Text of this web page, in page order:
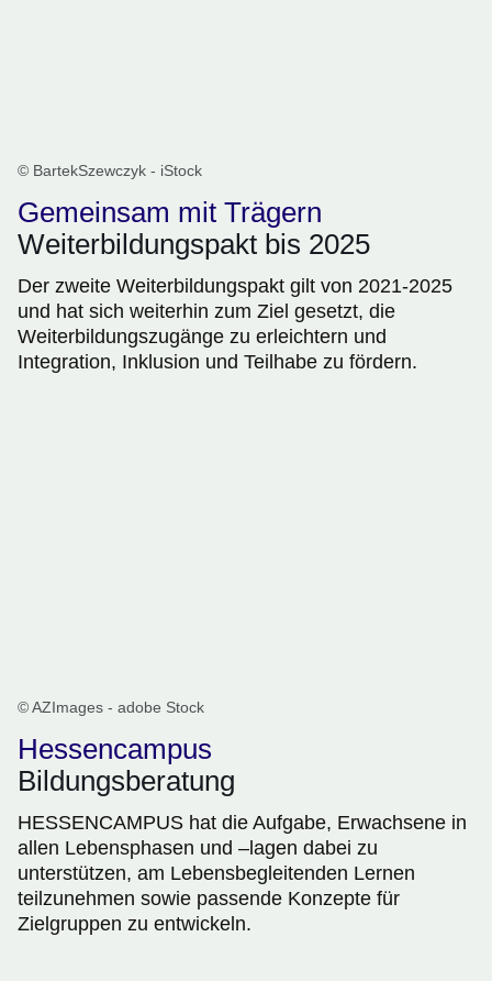
© BartekSzewczyk - iStock
Gemeinsam mit Trägern
Weiterbildungspakt bis 2025
Der zweite Weiterbildungspakt gilt von 2021-2025
und hat sich weiterhin zum Ziel gesetzt, die
Weiterbildungszugänge zu erleichtern und
Integration, Inklusion und Teilhabe zu fördern.
© AZImages - adobe Stock
Hessencampus
Bildungsberatung
HESSENCAMPUS hat die Aufgabe, Erwachsene in
allen Lebensphasen und –lagen dabei zu
unterstützen, am Lebensbegleitenden Lernen
teilzunehmen sowie passende Konzepte für
Zielgruppen zu entwickeln.